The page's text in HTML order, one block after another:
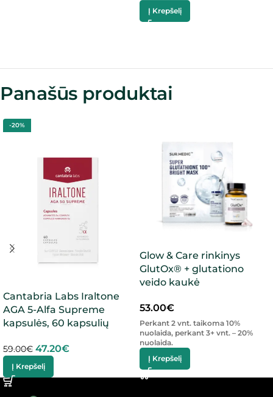
Į Krepšelį
Panašūs produktai
-20%
Cantabria Labs Iraltone
AGA 5-Alfa Supreme
kapsulės, 60 kapsulių
59.00€ 47.20€
Į Krepšelį
Glow & Care rinkinys
GlutOx® + glutationo
veido kaukė
53.00€
Perkant 2 vnt. taikoma 10%
nuolaida, perkant 3+ vnt. – 20%
nuolaida.
Į Krepšelį